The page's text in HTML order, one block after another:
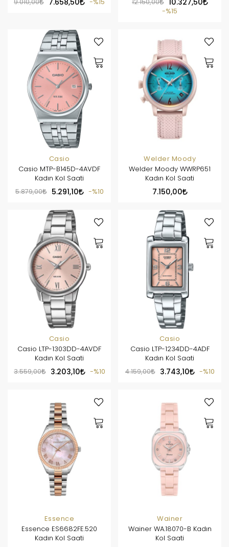
9.010,00 7.658,50 %15 12.150,00 10.327,50
%15
Casio
Casio MTP-B145D-4AVDF
Kadın Kol Saati
5.879,00
5.291,10 %10
Welder Moody
Welder Moody WWRP651
Kadın Kol Saati
7.150,00
Casio
Casio LTP-1303DD-4AVDF
Kadın Kol Saati
3.559,00
3.203,10 %10
Casio
Casio LTP-1234DD-4ADF
Kadın Kol Saati
4.159,00
3.743,10 %10
Essence
Essence ES6682FE.520
Kadın Kol Saati
Wainer
Wainer WA.18070-B Kadın
Kol Saati